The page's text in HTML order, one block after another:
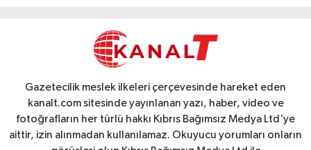
Gazetecilik meslek ilkeleri çerçevesinde hareket eden
kanalt.com sitesinde yayınlanan yazı, haber, video ve
fotoğrafların her türlü hakkı Kıbrıs Bağımsız Medya Ltd'ye
aittir, izin alınmadan kullanılamaz. Okuyucu yorumları onların